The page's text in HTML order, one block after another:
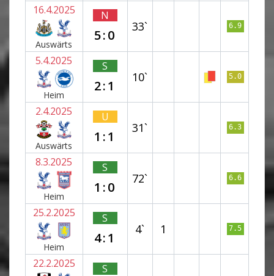
16.4.2025
Auswärts
N
5:0
33` 6.9
5.4.2025
Heim
S
2:1
10` 5.0
2.4.2025
Auswärts
U
1:1
31` 6.3
8.3.2025
Heim
S
1:0
72` 6.6
25.2.2025
Heim
S
4:1
4` 1 7.5
22.2.2025 S